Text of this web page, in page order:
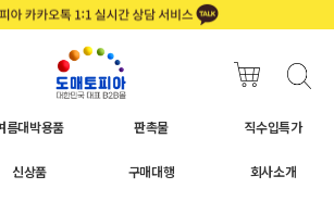
름대박용품 판촉물 직수입특가
신상품 구매대행 회사소개